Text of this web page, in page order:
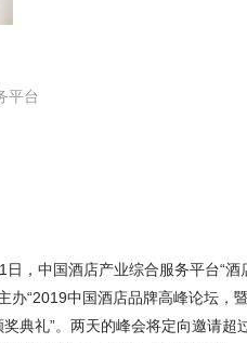
平台
日，中国酒店产业综合服务平台“酒
办“2019中国酒店品牌高峰论坛，
典礼”。两天的峰会将定向邀请超